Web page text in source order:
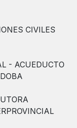
CIVILES
- ACUEDUCTO